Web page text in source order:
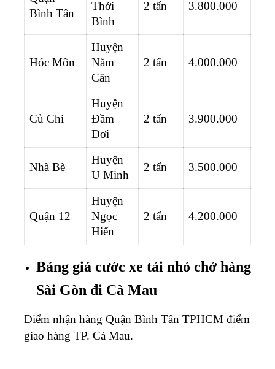
Bình Tân
Thới
Bình
2 tấn 3.800.000
Hóc Môn
Huyện
Năm
Căn
2 tấn 4.000.000
Củ Chi
Huyện
Đầm
Dơi
2 tấn 3.900.000
Nhà Bè
Huyện
U Minh
2 tấn 3.500.000
Quận 12
Huyện
Ngọc
Hiển
2 tấn 4.200.000
Bảng giá cước xe tải nhỏ chở hàng
Sài Gòn đi Cà Mau
Điểm nhận hàng Quận Bình Tân TPHCM điểm
giao hàng TP. Cà Mau.